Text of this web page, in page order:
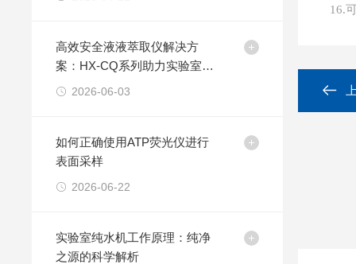
高效安全液液萃取仪解决方
案：HX-CQ系列助力实验室自
动化升级
2026-06-03
如何正确使用ATP荧光仪进行
表面采样
2026-06-22
实验室纯水机工作原理：纯净
之源的科学解析
16.